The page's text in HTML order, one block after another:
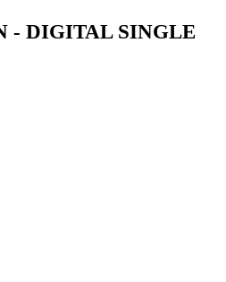
- DIGITAL SINGLE